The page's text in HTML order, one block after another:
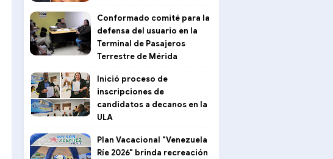
Conformado comité para la
defensa del usuario en la
Terminal de Pasajeros
Terrestre de Mérida
Inició proceso de
inscripciones de
candidatos a decanos en la
ULA
Plan Vacacional "Venezuela
Ríe 2026" brinda recreación